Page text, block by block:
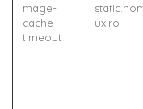
mage-
cache-
timeout
ux.ro